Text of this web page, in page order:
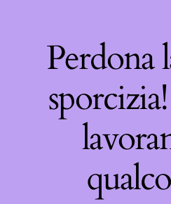
Perdona